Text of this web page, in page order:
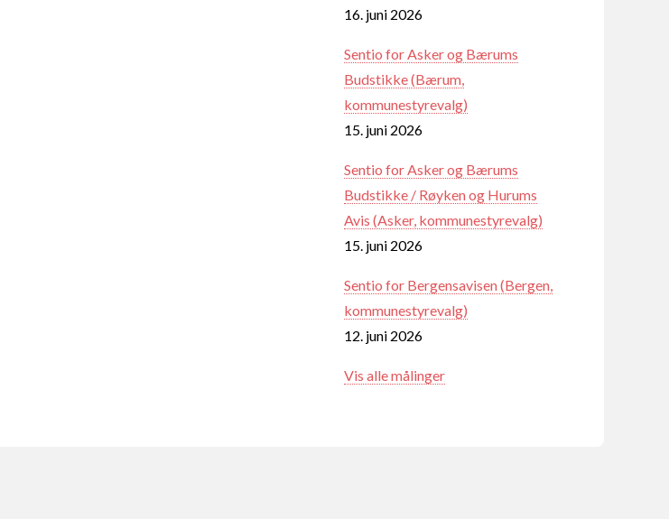
16. juni 2026
Sentio for Asker og Bærums
Budstikke (Bærum,
kommunestyrevalg)
15. juni 2026
Sentio for Asker og Bærums
Budstikke / Røyken og Hurums
Avis (Asker, kommunestyrevalg)
15. juni 2026
Sentio for Bergensavisen (Bergen,
kommunestyrevalg)
12. juni 2026
Vis alle målinger